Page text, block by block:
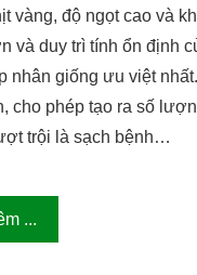
vàng, độ ngọt cao và
và duy trì tính ổn định
nhân giống ưu việt
cho phép tạo ra số
trội là sạch bệnh…
...